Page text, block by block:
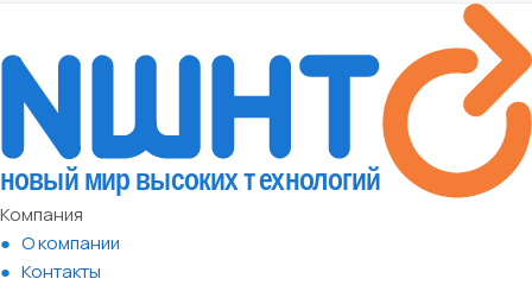
Компания
О компании
Контакты